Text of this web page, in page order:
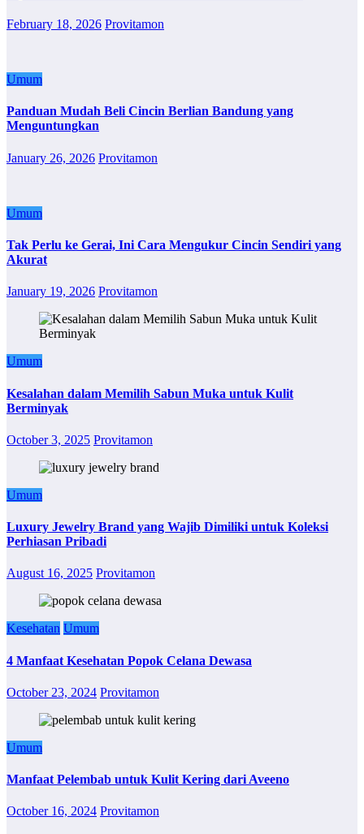
February 18, 2026 Provitamon
Umum
Panduan Mudah Beli Cincin Berlian Bandung yang
Menguntungkan
January 26, 2026 Provitamon
Umum
Tak Perlu ke Gerai, Ini Cara Mengukur Cincin Sendiri yang
Akurat
January 19, 2026 Provitamon
Umum
Kesalahan dalam Memilih Sabun Muka untuk Kulit
Berminyak
October 3, 2025 Provitamon
Umum
Luxury Jewelry Brand yang Wajib Dimiliki untuk Koleksi
Perhiasan Pribadi
August 16, 2025 Provitamon
Kesehatan Umum
4 Manfaat Kesehatan Popok Celana Dewasa
October 23, 2024 Provitamon
Umum
Manfaat Pelembab untuk Kulit Kering dari Aveeno
October 16, 2024 Provitamon